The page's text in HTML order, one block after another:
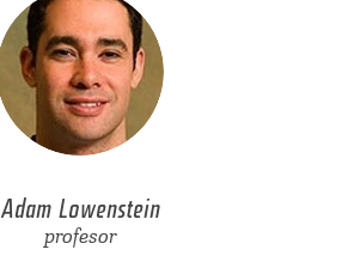
Adam Lowenstein
profesor